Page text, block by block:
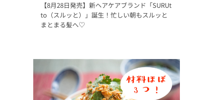
【8月28日発売】新ヘアケアブランド「SURUt
to（スルッと）」誕生！忙しい朝もスルッと
まとまる髪へ♡